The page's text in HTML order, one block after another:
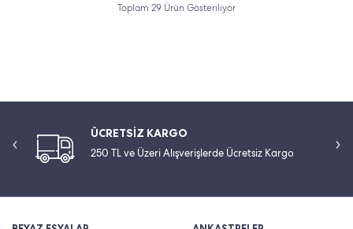
Toplam 29 Ürün Gösteriliyor
ÜCRETSİZ KARGO
250 TL ve Üzeri Alışverişlerde Ücretsiz Kargo